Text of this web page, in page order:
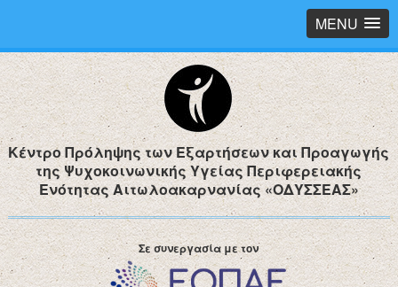
MENU
Κέντρο Πρόληψης των Εξαρτήσεων και Προαγωγής
της Ψυχοκοινωνικής Υγείας Περιφερειακής
Ενότητας Αιτωλοακαρνανίας «ΟΔΥΣΣΕΑΣ»
Σε συνεργασία με τον